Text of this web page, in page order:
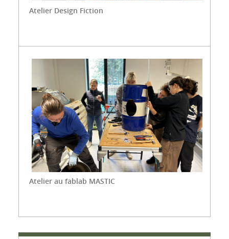
Atelier Design Fiction
Atelier au fablab MASTIC